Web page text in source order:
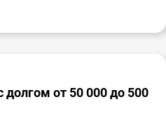
долгом от 50 000 до 500